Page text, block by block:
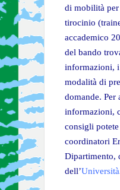
di mobilità per
tirocinio
accademico
del bando
informazioni,
modalità di
domande. Per
informazioni,
consigli
coordinatori
Dipartimento,
dell’Università